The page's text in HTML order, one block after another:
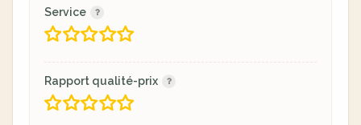
Service
Rapport qualité-prix